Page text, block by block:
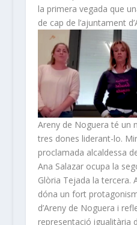
la primera vegada que
de cap de l’ajuntament
Areny de Noguera té un
tres dones liderant-lo.
proclamada alcaldessa
Ana Salazar ocupa la
Glòria Tejada la tercera.
dóna un fort
d’Areny de Noguera i
representació igualitària